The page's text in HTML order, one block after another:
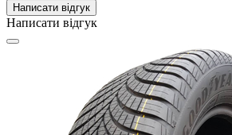
Написати відгук
Написати відгук